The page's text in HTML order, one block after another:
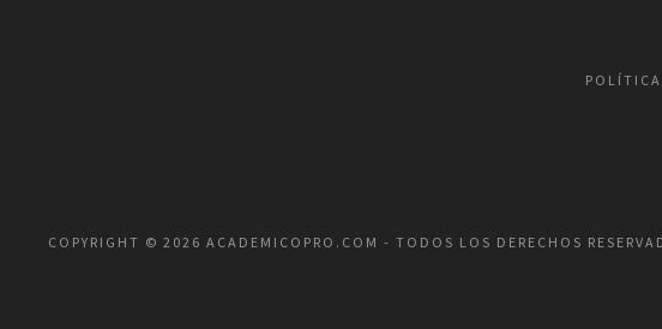
COPYRIGHT © 2026 ACADEMICOPRO.COM - TODOS LOS DERECHOS